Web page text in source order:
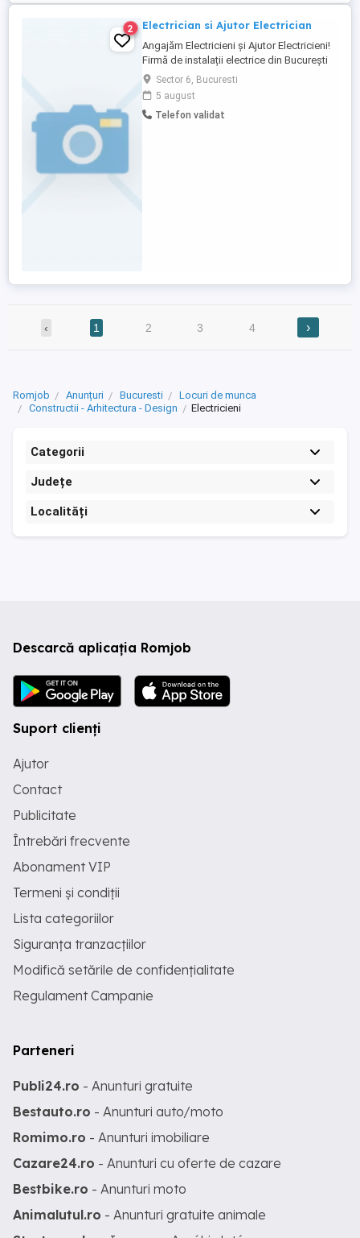
2 Electrician si Ajutor Electrician
Angajăm Electricieni și Ajutor Electricieni!
Firmă de instalații electrice din București
caută personal pentru lucrări la blocuri,
case, birouri, magazine și șantiere. Oferim:
salariu atractiv, bonusuri, prime, transport
asigurat. Contact:
Sector 6, Bucuresti
5 august
Telefon validat
‹ 1 2 3 4 ›
Romjob Anunțuri Bucuresti
Locuri de munca
Constructii - Arhitectura - Design
Electricieni
Categorii
Județe
Localități
Descarcă aplicația Romjob
Suport clienți
Ajutor
Contact
Publicitate
Întrebări frecvente
Abonament VIP
Termeni și condiții
Lista categoriilor
Siguranța tranzacțiilor
Modifică setările de confidențialitate
Regulament Campanie
Parteneri
Publi24.ro - Anunturi gratuite
Bestauto.ro - Anunturi auto/moto
Romimo.ro - Anunturi imobiliare
Cazare24.ro - Anunturi cu oferte de cazare
Bestbike.ro - Anunturi moto
Animalutul.ro - Anunturi gratuite animale